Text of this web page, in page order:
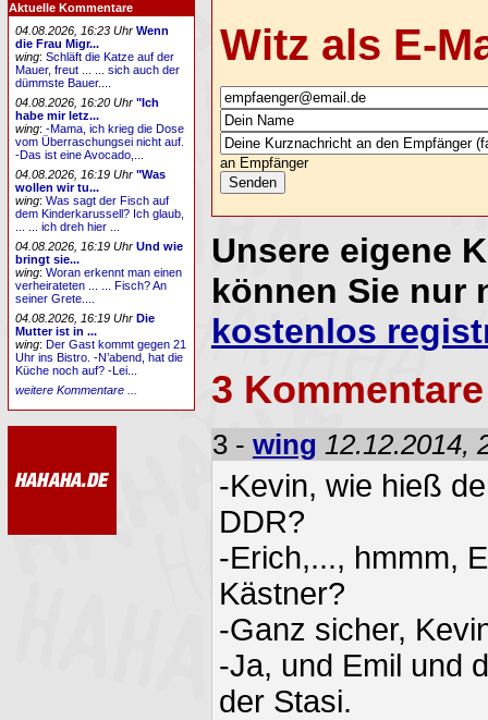
Witz als E-
an Empfänger
Unsere eigene
können Sie nur
kostenlos
3
3 - wing 12.12.2014,
-Kevin, wie hieß
DDR?
-Erich,..., hmmm,
Kästner?
-Ganz sicher,
-Ja, und Emil und
der Stasi.
Aktuelle Kommentare
04.08.2026, 16:23 Uhr Wenn
die Frau Migr...
wing:Schläft die Katze auf der
Mauer, freut ... ... sich auch der
dümmste Bauer....
04.08.2026, 16:20 Uhr "Ich
habe mir letz...
wing:-Mama, ich krieg die Dose
vom Überraschungsei nicht auf.
-Das ist eine Avocado,...
04.08.2026, 16:19 Uhr "Was
wollen wir tu...
wing:Was sagt der Fisch auf
dem Kinderkarussell? Ich glaub,
... ... ich dreh hier ...
04.08.2026, 16:19 Uhr Und wie
bringt sie...
wing:Woran erkennt man einen
verheirateten ... ... Fisch? An
seiner Grete....
04.08.2026, 16:19 Uhr Die
Mutter ist in ...
wing:Der Gast kommt gegen 21
Uhr ins Bistro. -N’abend, hat die
Küche noch auf? -Lei...
weitere Kommentare ...